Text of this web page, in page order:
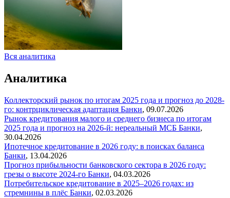
Вся аналитика
Аналитика
Коллекторский рынок по итогам 2025 года и прогноз до 2028-
го: контрциклическая адаптация Банки, 09.07.2026
Рынок кредитования малого и среднего бизнеса по итогам
2025 года и прогноз на 2026-й: нереальный МСБ Банки,
30.04.2026
Ипотечное кредитование в 2026 году: в поисках баланса
Банки, 13.04.2026
Прогноз прибыльности банковского сектора в 2026 году:
грезы о высоте 2024-го Банки, 04.03.2026
Потребительское кредитование в 2025–2026 годах: из
стремнины в плёс Банки, 02.03.2026